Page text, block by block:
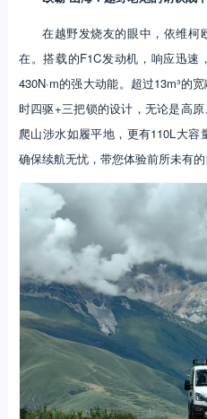
在越野发烧友的眼中，依维柯
在。搭载的F1C发动机，响应迅速
430N·m的强大动能。超过13m³的
时四驱+三把锁的设计，无论是高
爬山涉水如履平地，更有110L大容
确保续航无忧，带您体验前所未有的